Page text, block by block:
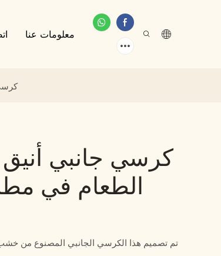
معلومات عنا
كرسي جانبي
الطعام في
تم تصميم هذا الكرسي الجانبي المصنوع من